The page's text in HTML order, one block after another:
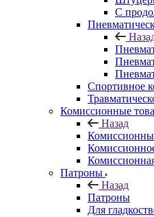
С
Спортивное
Комиссионные
Назад
Патроны
Назад
Патроны
Для